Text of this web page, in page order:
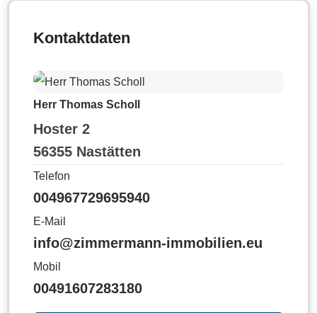
Kontaktdaten
Herr Thomas Scholl
Hoster 2
56355 Nastätten
Telefon
004967729695940
E-Mail
info@zimmermann-immobilien.eu
Mobil
00491607283180